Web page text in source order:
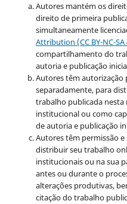
Autores mantém os
direito de primeira
simultaneamente
Attribution (CC BY-NC-SA
compartilhamento do
autoria e publicação
Autores têm autorização
separadamente, para
trabalho publicada
institucional ou como
de autoria e publicação
Autores têm permissão
distribuir seu trabalho
institucionais ou na sua
antes ou durante o
alterações produtivas,
citação do trabalho